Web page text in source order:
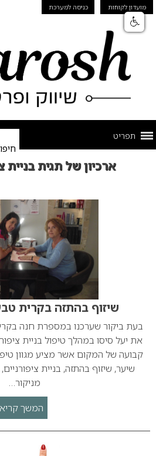
מועדון לקוחות כניסה למערכת
תפריט
ארכיון של תגית בניית
שיזוף בהתזה בקרית
בעת ביקור שערכנו במספרת חנה
את יעל סיסו במהלך טיפול בניית
קבועה של המקום אשר מציע מגוון
שיער, שיזוף בהתזה, בניית
מניקור…
המשך